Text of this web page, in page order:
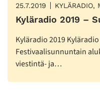
25.7.2019 KYLÄRADIO,
Kyläradio 2019 –
Kyläradio 2019
Festivaalisunnuntain
viestintä- ja…